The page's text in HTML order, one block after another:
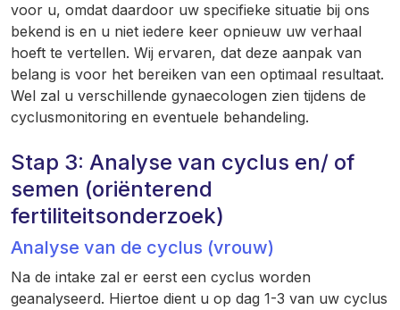
voor u, omdat daardoor uw specifieke situatie bij ons
bekend is en u niet iedere keer opnieuw uw verhaal
hoeft te vertellen. Wij ervaren, dat deze aanpak van
belang is voor het bereiken van een optimaal resultaat.
Wel zal u verschillende gynaecologen zien tijdens de
cyclusmonitoring en eventuele behandeling.
Stap 3: Analyse van cyclus en/ of
semen (oriënterend
fertiliteitsonderzoek)
Analyse van de cyclus (vrouw)
Na de intake zal er eerst een cyclus worden
geanalyseerd. Hiertoe dient u op dag 1-3 van uw cyclus